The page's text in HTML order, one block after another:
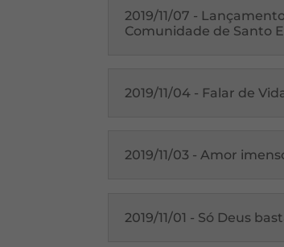
2019/11/07 -
Comunidade de Santo
2019/11/04 - Falar de
2019/11/03 - Amor
2019/11/01 - Só Deus